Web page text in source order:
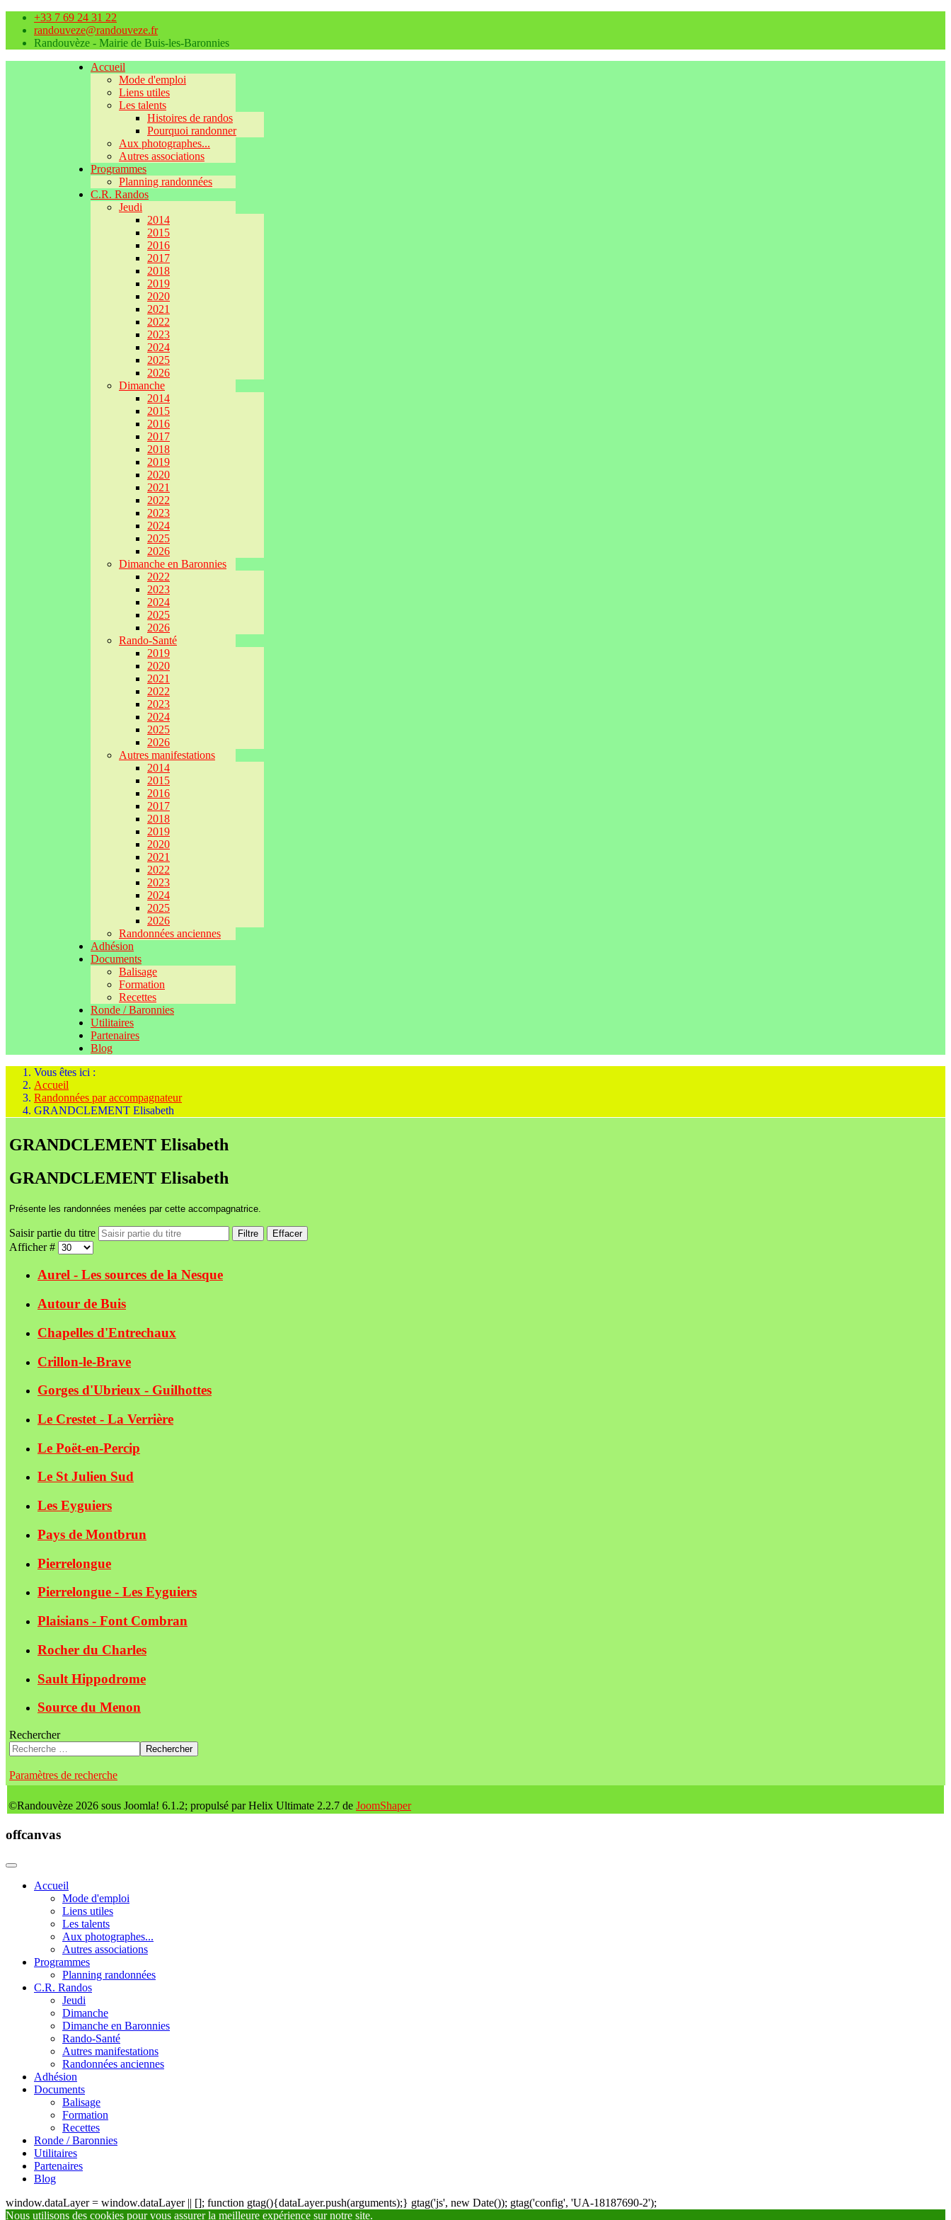
+33 7 69 24 31 22
randouveze@randouveze.fr
Randouvèze - Mairie de Buis-les-Baronnies
Accueil
Mode d'emploi
Liens utiles
Les talents
Histoires de randos
Pourquoi randonner
Aux photographes...
Autres associations
Programmes
Planning randonnées
C.R. Randos
Jeudi
2014
2015
2016
2017
2018
2019
2020
2021
2022
2023
2024
2025
2026
Dimanche
2014
2015
2016
2017
2018
2019
2020
2021
2022
2023
2024
2025
2026
Dimanche en Baronnies
2022
2023
2024
2025
2026
Rando-Santé
2019
2020
2021
2022
2023
2024
2025
2026
Autres manifestations
2014
2015
2016
2017
2018
2019
2020
2021
2022
2023
2024
2025
2026
Randonnées anciennes
Adhésion
Documents
Balisage
Formation
Recettes
Ronde / Baronnies
Utilitaires
Partenaires
Blog
Vous êtes ici :
Accueil
Randonnées par accompagnateur
GRANDCLEMENT Elisabeth
GRANDCLEMENT Elisabeth
GRANDCLEMENT Elisabeth
Présente les randonnées menées par cette accompagnatrice.
Saisir partie du titre Filtre Effacer
Afficher #
Aurel - Les sources de la Nesque
Autour de Buis
Chapelles d'Entrechaux
Crillon-le-Brave
Gorges d'Ubrieux - Guilhottes
Le Crestet - La Verrière
Le Poët-en-Percip
Le St Julien Sud
Les Eyguiers
Pays de Montbrun
Pierrelongue
Pierrelongue - Les Eyguiers
Plaisians - Font Combran
Rocher du Charles
Sault Hippodrome
Source du Menon
Rechercher
Rechercher
Paramètres de recherche
©Randouvèze 2026 sous Joomla! 6.1.2; propulsé par Helix Ultimate 2.2.7 de JoomShaper
offcanvas
Accueil
Mode d'emploi
Liens utiles
Les talents
Aux photographes...
Autres associations
Programmes
Planning randonnées
C.R. Randos
Jeudi
Dimanche
Dimanche en Baronnies
Rando-Santé
Autres manifestations
Randonnées anciennes
Adhésion
Documents
Balisage
Formation
Recettes
Ronde / Baronnies
Utilitaires
Partenaires
Blog
window.dataLayer = window.dataLayer || []; function gtag(){dataLayer.push(arguments);} gtag('js', new Date()); gtag('config', 'UA-18187690-2');
Nous utilisons des cookies pour vous assurer la meilleure expérience sur notre site.